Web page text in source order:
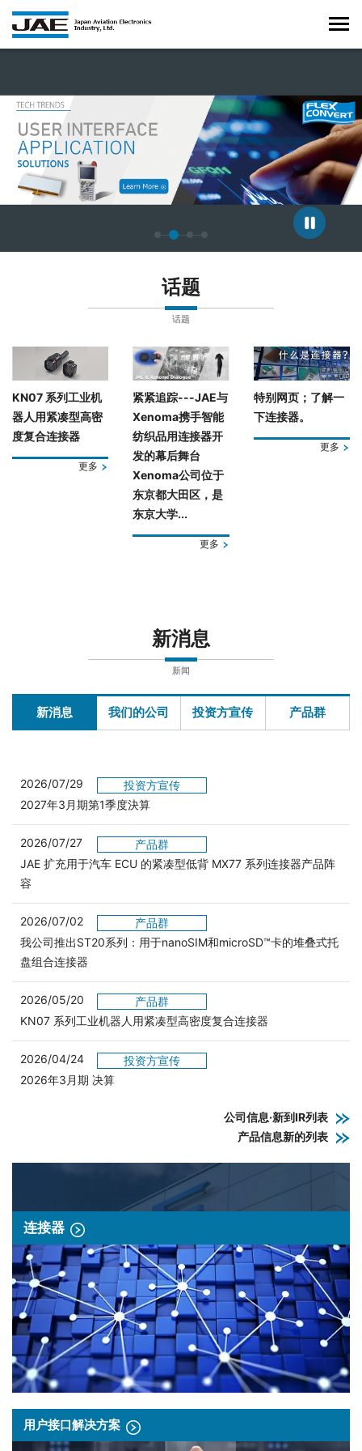
话题
话题
KN07 系列工业机
器人用紧凑型高密
度复合连接器
更多
紧紧追踪---JAE与
Xenoma携手智能
纺织品用连接器开
发的幕后舞台
Xenoma公司位于
东京都大田区，是
东京大学...
更多
特别网页；了解一
下连接器。
更多
新消息
新闻
新消息 我们的公司 投资方宣传 产品群
2026/07/29
投资方宣传
2027年3月期第1季度決算
2026/07/27
产品群
JAE 扩充用于汽车 ECU 的紧凑型低背 MX77 系列连接器产品阵
容
2026/07/02
产品群
我公司推出ST20系列：用于nanoSIM和microSD™卡的堆叠式托
盘组合连接器
2026/05/20
产品群
KN07 系列工业机器人用紧凑型高密度复合连接器
2026/04/24
投资方宣传
2026年3月期 决算
公司信息·新到IR列表
产品信息新的列表
连接器
用户接口解决方案